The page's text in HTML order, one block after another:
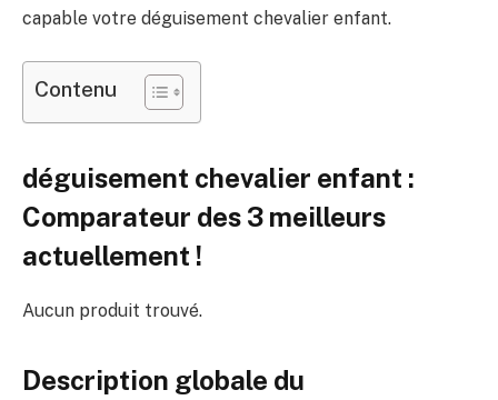
capable votre déguisement chevalier enfant.
Contenu
déguisement chevalier enfant :
Comparateur des 3 meilleurs
actuellement !
Aucun produit trouvé.
Description globale du